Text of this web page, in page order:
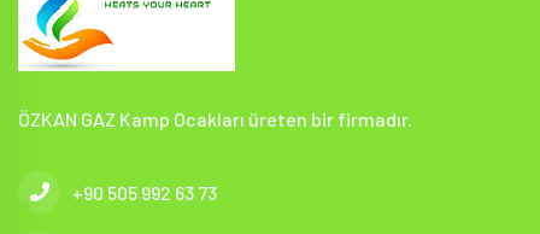
ÖZKAN GAZ Kamp Ocakları üreten bir firmadır.
+90 505 992 63 73